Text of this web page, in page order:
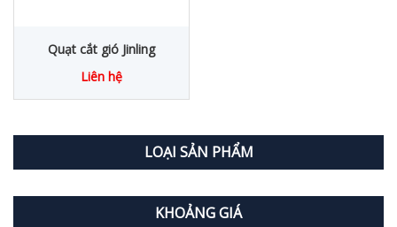
Quạt cắt gió Jinling
Liên hệ
LOẠI SẢN PHẨM
KHOẢNG GIÁ